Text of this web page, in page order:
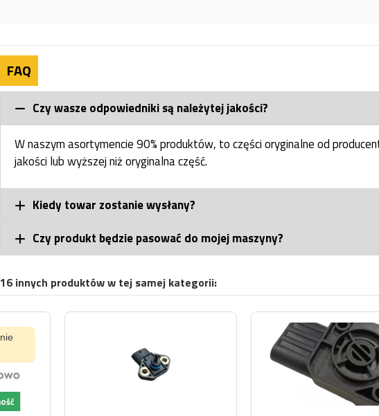
FAQ
Czy wasze odpowiedniki są należytej jakości?
W naszym asortymencie 90% produktów, to części oryginalne od
jakości lub wyższej niż oryginalna część.
Kiedy towar zostanie wysłany?
Czy produkt będzie pasować do mojej maszyny?
16 innych produktów w tej samej kategorii: